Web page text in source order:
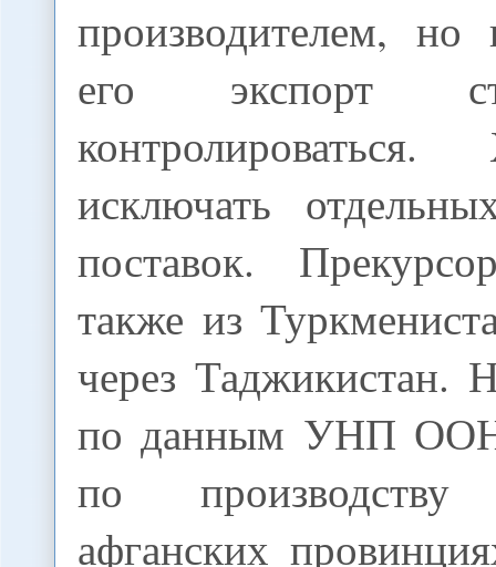
производителем,
его экспорт
исключать
поставок.
также из
через Таджикистан.
по данным УНП
по
афганских